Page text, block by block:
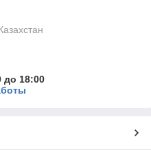
до 18:00